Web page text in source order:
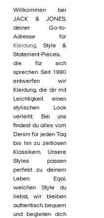
Willkommen bei
JACK & JONES,
deiner Go-to-
Adresse für
Kleidung, Style &
Statement-Pieces,
die für sich
sprechen. Seit 1990
entwerfen wir
Kleidung, die dir mit
Leichtigkeit einen
stylischen Look
verleiht. Bei uns
findest du alles vom
Denim für jeden Tag
bis hin zu zeitlosen
Klassikern. Unsere
Styles passen
perfekt zu deinem
Leben. Egal,
welchen Style du
liebst, wir bleiben
authentisch, bequem
und begleiten dich